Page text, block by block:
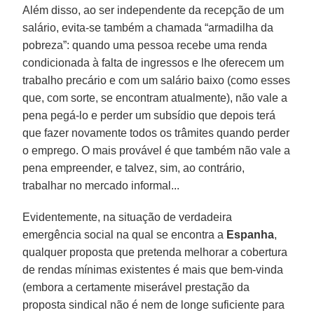
Além disso, ao ser independente da recepção de um
salário, evita-se também a chamada “armadilha da
pobreza”: quando uma pessoa recebe uma renda
condicionada à falta de ingressos e lhe oferecem um
trabalho precário e com um salário baixo (como esses
que, com sorte, se encontram atualmente), não vale a
pena pegá-lo e perder um subsídio que depois terá
que fazer novamente todos os trâmites quando perder
o emprego. O mais provável é que também não vale a
pena empreender, e talvez, sim, ao contrário,
trabalhar no mercado informal...
Evidentemente, na situação de verdadeira
emergência social na qual se encontra a Espanha,
qualquer proposta que pretenda melhorar a cobertura
de rendas mínimas existentes é mais que bem-vinda
(embora a certamente miserável prestação da
proposta sindical não é nem de longe suficiente para